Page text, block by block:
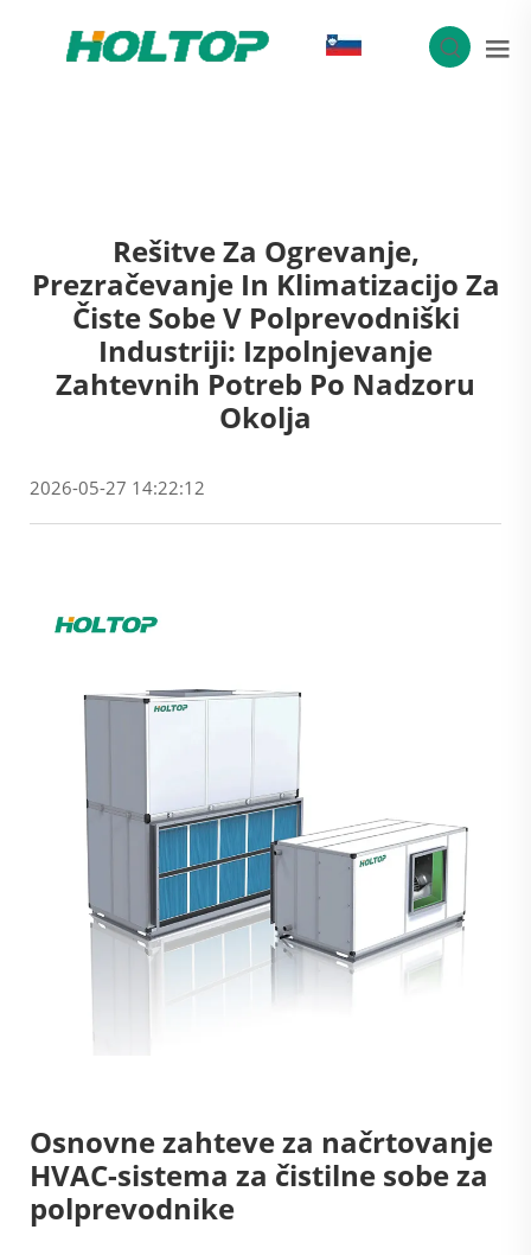
Rešitve Za Ogrevanje,
Prezračevanje In Klimatizacijo Za
Čiste Sobe V Polprevodniški
Industriji: Izpolnjevanje
Zahtevnih Potreb Po Nadzoru
Okolja
2026-05-27 14:22:12
Osnovne zahteve za načrtovanje
HVAC-sistema za čistilne sobe za
polprevodnike